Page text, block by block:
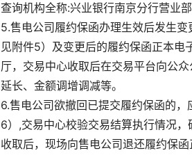
查询机构全称:兴业银行南京分行营业部
5.售电公司履约保函办理生效后发生
见附件5）及变更后的履约保函正本电
厅，交易中心收取后在交易平台向公
延长、金额调增调减等。
6.售电公司欲撤回已提交履约保函的
6）,交易中心校验交易结算执行情况
收取后，现场向售电公司退还履约保